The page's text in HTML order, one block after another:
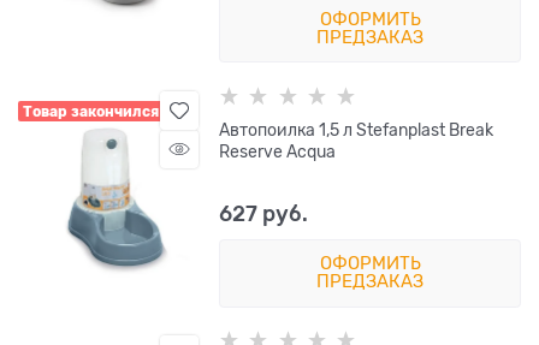
ОФОРМИТЬ
ПРЕДЗАКАЗ
Товар закончился
Автопоилка 1,5 л Stefanplast Break
Reserve Acqua
627 руб.
ОФОРМИТЬ
ПРЕДЗАКАЗ